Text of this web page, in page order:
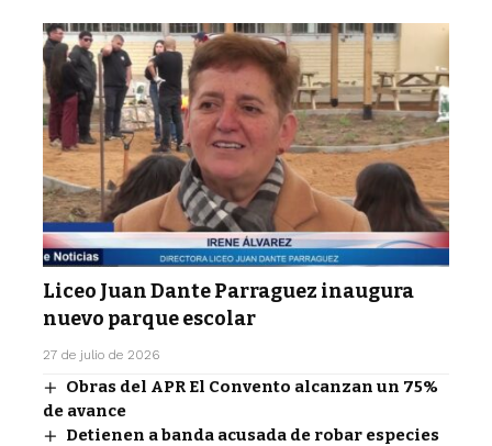
Liceo Juan Dante Parraguez inaugura
nuevo parque escolar
27 de julio de 2026
Obras del APR El Convento alcanzan un 75%
de avance
Detienen a banda acusada de robar especies